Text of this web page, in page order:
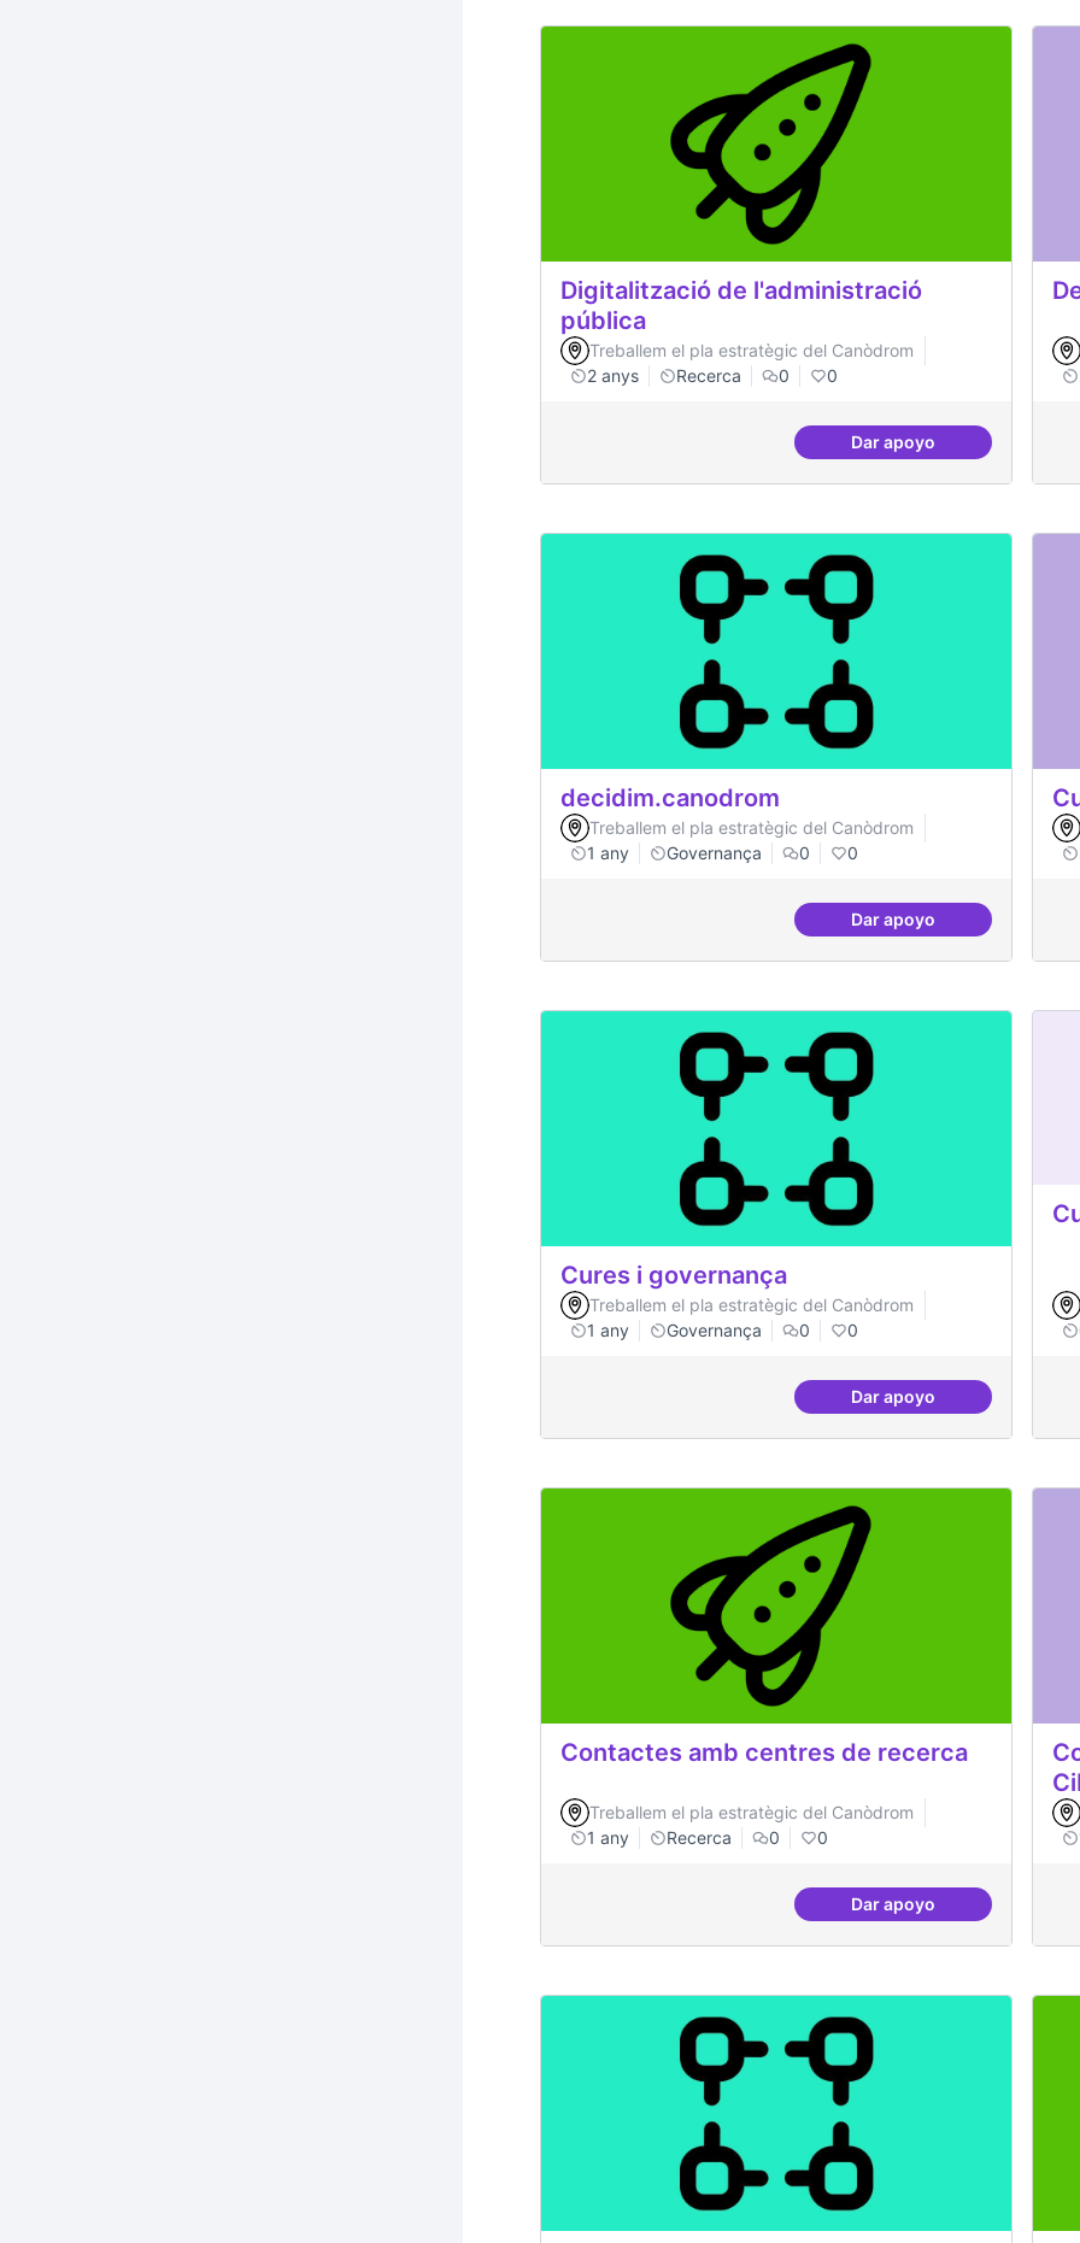
Digitalització de l'administració
pública
Treballem el pla estratègic del Canòdrom
2 anys
Recerca 0 0
Dar apoyoDigitalització de
decidim.canodrom
Treballem el pla estratègic del Canòdrom
1 any
Governança 0 0
Dar apoyodecidim.canodrom
Cures i governança
Treballem el pla estratègic del Canòdrom
1 any
Governança 0 0
Dar apoyoCures i governança
Contactes amb centres de recerca
Treballem el pla estratègic del Canòdrom
1 any
Recerca 0 0
Dar apoyoContactes amb centres